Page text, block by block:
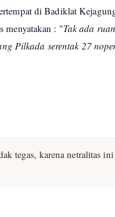
di Badiklat
menyatakan : "Tak ada
Pilkada serentak 27
tegas, karena netralitas